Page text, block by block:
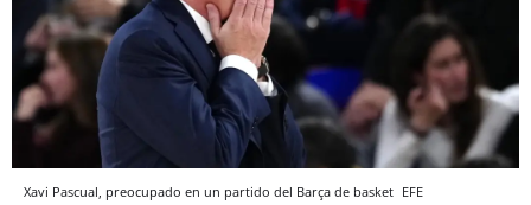
Xavi Pascual, preocupado en un partido del Barça de basket EFE